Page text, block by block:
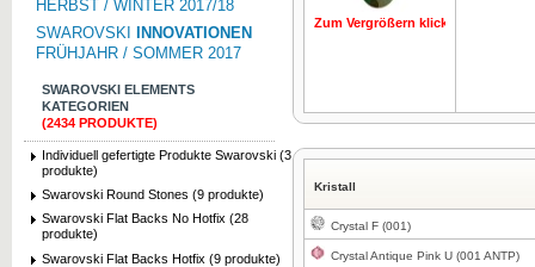
HERBST / WINTER 2017/18
SWAROVSKI
INNOVATIONEN
FRÜHJAHR / SOMMER 2017
SWAROVSKI ELEMENTS
KATEGORIEN
(2434 PRODUKTE)
Individuell gefertigte Produkte Swarovski (3
produkte)
Swarovski Round Stones (9 produkte)
Swarovski Flat Backs No Hotfix (28
produkte)
Swarovski Flat Backs Hotfix (9 produkte)
Zum Vergrößern klicken
Kristall
Crystal F (001)
Crystal Antique Pink U (001 ANTP)